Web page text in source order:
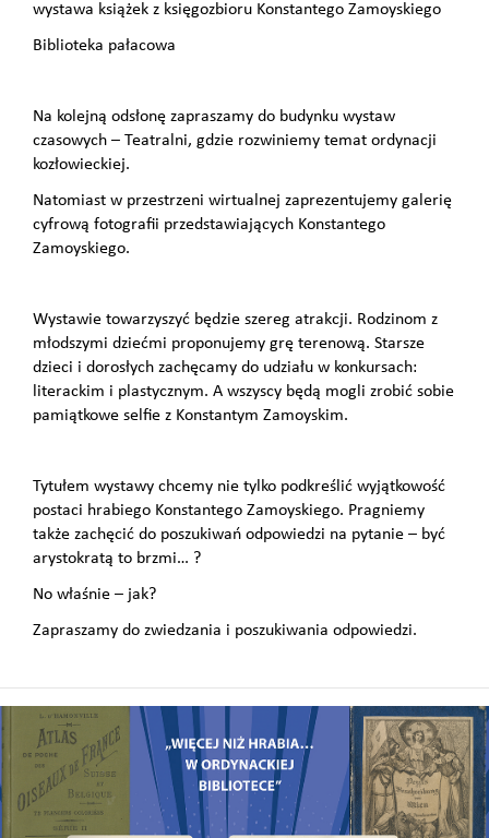
wystawa książek z księgozbioru Konstantego Zamoyskiego
Biblioteka pałacowa
Na kolejną odsłonę zapraszamy do budynku wystaw
czasowych – Teatralni, gdzie rozwiniemy temat ordynacji
kozłowieckiej.
Natomiast w przestrzeni wirtualnej zaprezentujemy galerię
cyfrową fotografii przedstawiających Konstantego
Zamoyskiego.
Wystawie towarzyszyć będzie szereg atrakcji. Rodzinom z
młodszymi dziećmi proponujemy grę terenową. Starsze
dzieci i dorosłych zachęcamy do udziału w konkursach:
literackim i plastycznym. A wszyscy będą mogli zrobić sobie
pamiątkowe selfie z Konstantym Zamoyskim.
Tytułem wystawy chcemy nie tylko podkreślić wyjątkowość
postaci hrabiego Konstantego Zamoyskiego. Pragniemy
także zachęcić do poszukiwań odpowiedzi na pytanie – być
arystokratą to brzmi… ?
No właśnie – jak?
Zapraszamy do zwiedzania i poszukiwania odpowiedzi.